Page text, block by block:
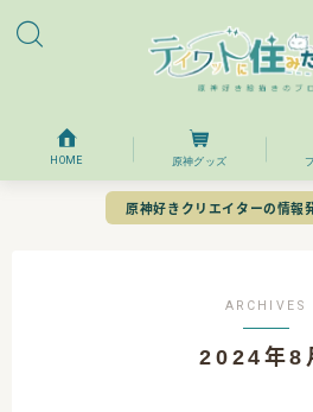
ホーム
プロフィール
HOME 原神グッズ
原神好きクリエイターの情報
ARCHIVES
2024年8